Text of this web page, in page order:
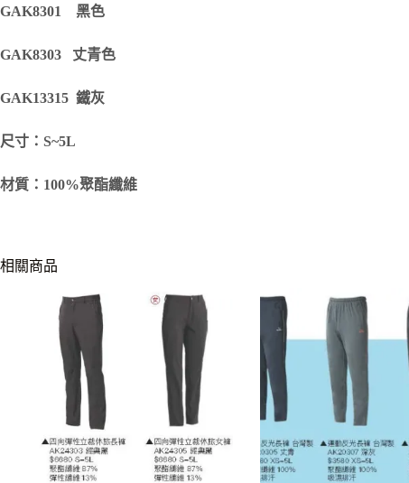
GAK8301 黑色
GAK8303 丈青色
GAK13315 鐵灰
尺寸：S~5L
材質：100%聚酯纖維
相關商品